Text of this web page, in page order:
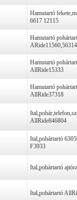
Hamutartó
6617 12115
Hamutartó
Hamutartó
AllRide15333
Hamutartó
AllRide37318
AllRide846804
Ital,pohártartó
F3933
Ital,pohártartó
Ital,pohártartó